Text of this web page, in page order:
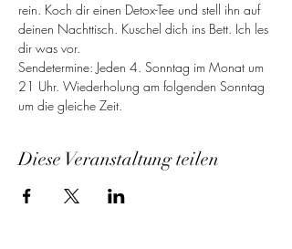
rein. Koch dir einen Detox-Tee und stell ihn auf
deinen Nachttisch. Kuschel dich ins Bett. Ich les
dir was vor.
Sendetermine: Jeden 4. Sonntag im Monat um
21 Uhr. Wiederholung am folgenden Sonntag
um die gleiche Zeit.
Diese Veranstaltung teilen